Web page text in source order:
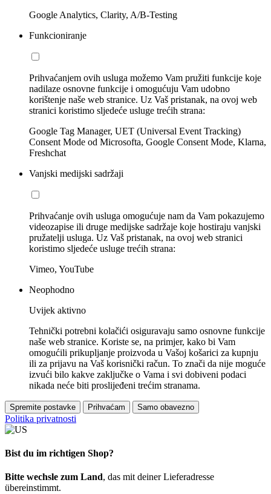
Google Analytics, Clarity, A/B-Testing
Funkcioniranje
Prihvaćanjem ovih usluga možemo Vam pružiti funkcije koje
nadilaze osnovne funkcije i omogućuju Vam udobno
korištenje naše web stranice. Uz Vaš pristanak, na ovoj web
stranici koristimo sljedeće usluge trećih strana:
Google Tag Manager, UET (Universal Event Tracking)
Consent Mode od Microsofta, Google Consent Mode, Klarna,
Freshchat
Vanjski medijski sadržaji
Prihvaćanje ovih usluga omogućuje nam da Vam pokazujemo
videozapise ili druge medijske sadržaje koje hostiraju vanjski
pružatelji usluga. Uz Vaš pristanak, na ovoj web stranici
koristimo sljedeće usluge trećih strana:
Vimeo, YouTube
Neophodno
Uvijek aktivno
Tehnički potrebni kolačići osiguravaju samo osnovne funkcije
naše web stranice. Koriste se, na primjer, kako bi Vam
omogućili prikupljanje proizvoda u Vašoj košarici za kupnju
ili za prijavu na Vaš korisnički račun. To znači da nije moguće
izvući bilo kakve zaključke o Vama i svi dobiveni podaci
nikada neće biti proslijeđeni trećim stranama.
Spremite postavke Prihvaćam Samo obavezno
Politika privatnosti
Bist du im richtigen Shop?
Bitte wechsle zum Land, das mit deiner Lieferadresse
übereinstimmt.